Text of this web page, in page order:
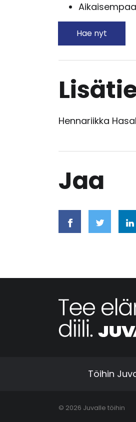
Hae nyt
Hennariikka
Jaa
Töihin
© 2026 Juvalle töihin